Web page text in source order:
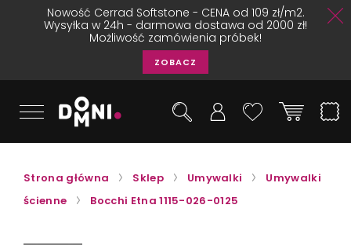
Nowość Cerrad Softstone - CENA od 109 zł/m2.
Wysyłka w 24h - darmowa dostawa od 2000 zł!
Możliwość zamówienia próbek!
ZOBACZ
Strona główna Sklep Umywalki
Umywalki
ścienne
Bocchi Etna 1115-026-0125